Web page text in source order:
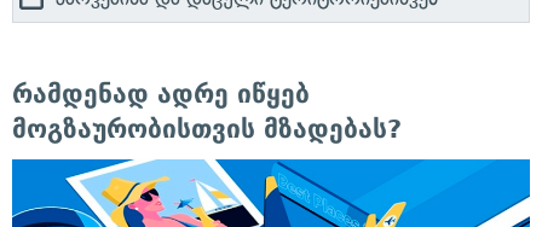
რამდენად ადრე იწყებ
მოგზაურობისთვის მზადებას?